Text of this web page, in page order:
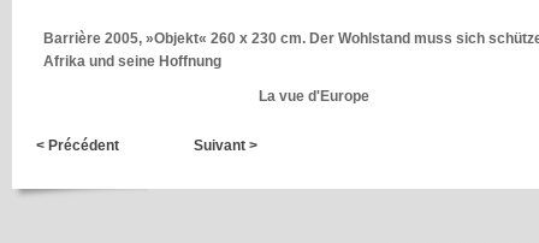
Barrière 2005, »Objekt« 260 x 230 cm. Der Wohlstand muss sich
Afrika und seine Hoffnung
La vue d'Europe
< Précédent Suivant >